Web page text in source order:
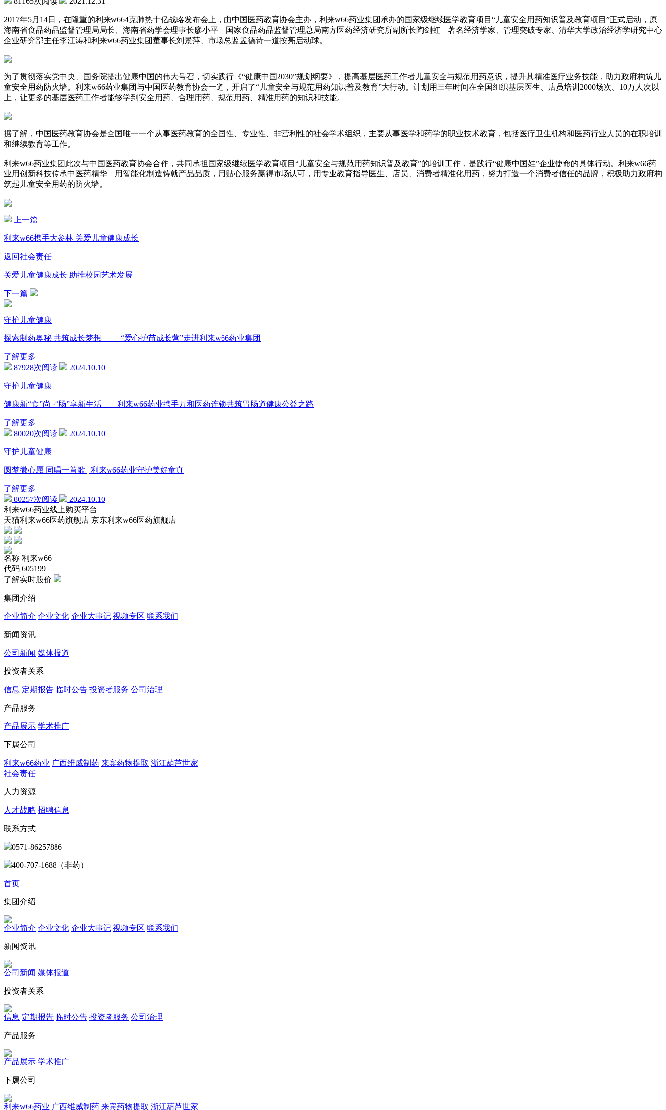
2017年5月14日，在隆重的利来w664克肺热十亿战略发布会上，由中国医药教育协会主办，利来w66药业集团承办的国家级继续医学教育项目“儿童安全用药知识普及教育项目”正式启动，原
海南省食品药品监督管理局局长、海南省药学会理事长廖小平，国家食品药品监督管理总局南方医药经济研究所副所长陶剑虹，著名经济学家、管理突破专家、清华大学政治经济学研究中心
企业研究部主任李江涛和利来w66药业集团董事长刘景萍、市场总监孟德诗一道按亮启动球。
为了贯彻落实党中央、国务院提出健康中国的伟大号召，切实践行《“健康中国2030”规划纲要》，提高基层医药工作者儿童安全与规范用药意识，提升其精准医疗业务技能，助力政府构筑儿
童安全用药防火墙。利来w66药业集团与中国医药教育协会一道，开启了“儿童安全与规范用药知识普及教育”大行动。计划用三年时间在全国组织基层医生、店员培训2000场次、10万人次以
上，让更多的基层医药工作者能够学到安全用药、合理用药、规范用药、精准用药的知识和技能。
据了解，中国医药教育协会是全国唯一一个从事医药教育的全国性、专业性、非营利性的社会学术组织，主要从事医学和药学的职业技术教育，包括医疗卫生机构和医药行业人员的在职培训
和继续教育等工作。
利来w66药业集团此次与中国医药教育协会合作，共同承担国家级继续医学教育项目“儿童安全与规范用药知识普及教育”的培训工作，是践行“健康中国娃”企业使命的具体行动。利来w66药
业用创新科技传承中医药精华，用智能化制造铸就产品品质，用贴心服务赢得市场认可，用专业教育指导医生、店员、消费者精准化用药，努力打造一个消费者信任的品牌，积极助力政府构
筑起儿童安全用药的防火墙。
上一篇
利来w66携手大参林 关爱儿童健康成长
返回社会责任
关爱儿童健康成长 助推校园艺术发展
下一篇
守护儿童健康
探索制药奥秘 共筑成长梦想 —— “爱心护苗成长营”走进利来w66药业集团
了解更多
87928次阅读
2024.10.10
守护儿童健康
健康新“食”尚 ·“肠”享新生活——利来w66药业携手万和医药连锁共筑胃肠道健康公益之路
了解更多
80020次阅读
2024.10.10
守护儿童健康
圆梦微心愿 同唱一首歌 | 利来w66药业守护美好童真
了解更多
80257次阅读
2024.10.10
利来w66药业线上购买平台
天猫利来w66医药旗舰店 京东利来w66医药旗舰店
名称 利来w66
代码 605199
了解实时股价
集团介绍
企业简介 企业文化 企业⼤事记 视频专区 联系我们
新闻资讯
公司新闻 媒体报道
投资者关系
信息 定期报告 临时公告 投资者服务 公司治理
产品服务
产品展示 学术推广
下属公司
利来w66药业 广西维威制药 来宾药物提取 浙江葫芦世家
社会责任
人力资源
人才战略 招聘信息
联系方式
0571-86257886
400-707-1688（非药）
首页
集团介绍
企业简介 企业文化 企业⼤事记 视频专区 联系我们
新闻资讯
公司新闻 媒体报道
投资者关系
信息 定期报告 临时公告 投资者服务 公司治理
产品服务
产品展示 学术推广
下属公司
利来w66药业 广西维威制药 来宾药物提取 浙江葫芦世家